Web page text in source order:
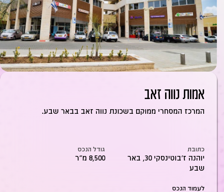
אמות נווה זאב
המרכז המסחרי ממוקם בשכונת נווה זאב בבאר שבע.
כתובת
יוהנה ז'בוטינסקי 30, באר
שבע
גודל הנכס
8,500 מ״ר
לעמוד הנכס